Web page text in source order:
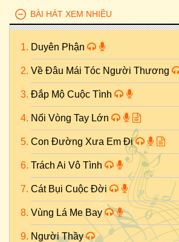
BÀI HÁT XEM NHIỀU
Duyên Phận
Về Đâu Mái Tóc Người Thương
Đắp Mộ Cuộc Tình
Nối Vòng Tay Lớn
Con Đường Xưa Em Đi
Trách Ai Vô Tình
Cát Bụi Cuộc Đời
Vùng Lá Me Bay
Người Thầy